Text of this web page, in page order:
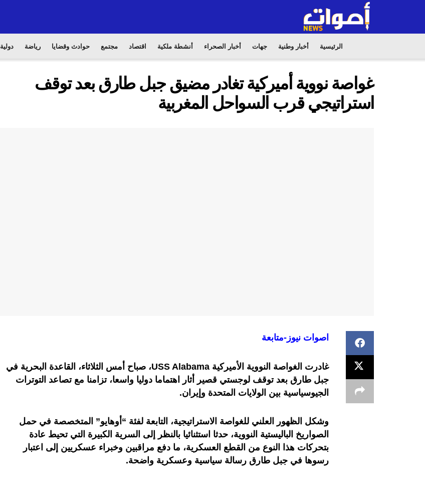
الرئيسية أخبار وطنية جهات أخبار الصحراء أنشطة ملكية اقتصاد مجتمع حوادث وقضايا رياضة دولية
غواصة نووية أميركية تغادر مضيق جبل طارق بعد توقف
استراتيجي قرب السواحل المغربية
اصوات نيوز-متابعة
غادرت الغواصة النووية الأميركية USS Alabama، صباح أمس الثلاثاء، القاعدة البحرية في
جبل طارق بعد توقف لوجستي قصير أثار اهتماما دوليا واسعا، تزامنا مع تصاعد التوترات
الجيوسياسية بين الولايات المتحدة وإيران.
وشكل الظهور العلني للغواصة الاستراتيجية، التابعة لفئة “أوهايو” المتخصصة في حمل
الصواريخ الباليستية النووية، حدثا استثنائيا بالنظر إلى السرية الكبيرة التي تحيط عادة
بتحركات هذا النوع من القطع العسكرية، ما دفع مراقبين وخبراء عسكريين إلى اعتبار
رسوها في جبل طارق رسالة سياسية وعسكرية واضحة.